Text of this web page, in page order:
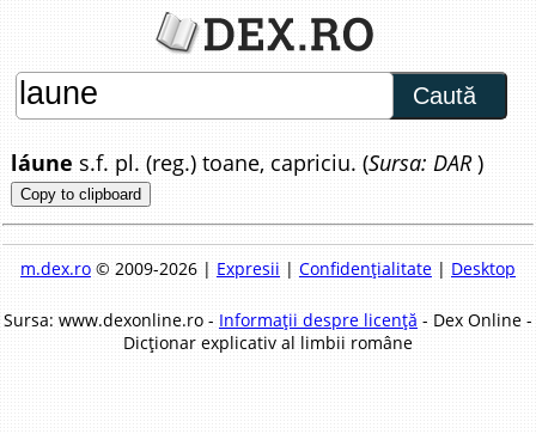
Caută
láune s.f. pl. (reg.) toane, capriciu. (Sursa: DAR)
Copy to clipboard
m.dex.ro© 2009-2026 | Expresii | Confidențialitate| Desktop
Sursa: www.dexonline.ro - Informații despre licență - Dex Online -
Dicționar explicativ al limbii române